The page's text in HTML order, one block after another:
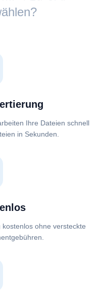
Ihre Dateien schnell
in Sekunden.
ohne versteckte